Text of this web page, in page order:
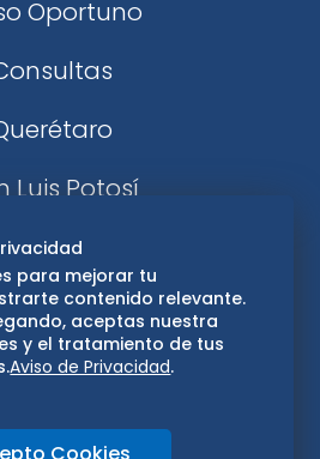
Oportuno
Luis Potosí
Edomex
Hidalgo
Oaxaca
para mejorar tu
contenido relevante.
aceptas nuestra
y el tratamiento de tus
Aviso de Privacidad.